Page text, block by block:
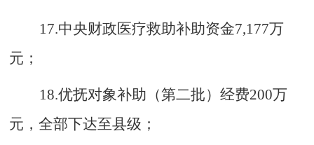
17.中央财政医疗救助补助资金7,177万
元；
18.优抚对象补助（第二批）经费200万
元，全部下达至县级；